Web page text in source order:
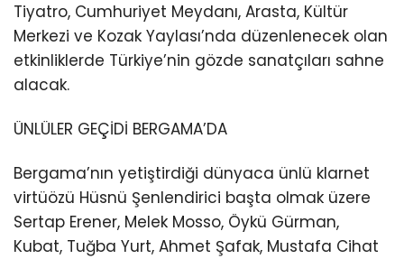
Tiyatro, Cumhuriyet Meydanı, Arasta, Kültür
Merkezi ve Kozak Yaylası’nda düzenlenecek olan
etkinliklerde Türkiye’nin gözde sanatçıları sahne
alacak.
ÜNLÜLER GEÇİDİ BERGAMA’DA
Bergama’nın yetiştirdiği dünyaca ünlü klarnet
virtüözü Hüsnü Şenlendirici başta olmak üzere
Sertap Erener, Melek Mosso, Öykü Gürman,
Kubat, Tuğba Yurt, Ahmet Şafak, Mustafa Cihat